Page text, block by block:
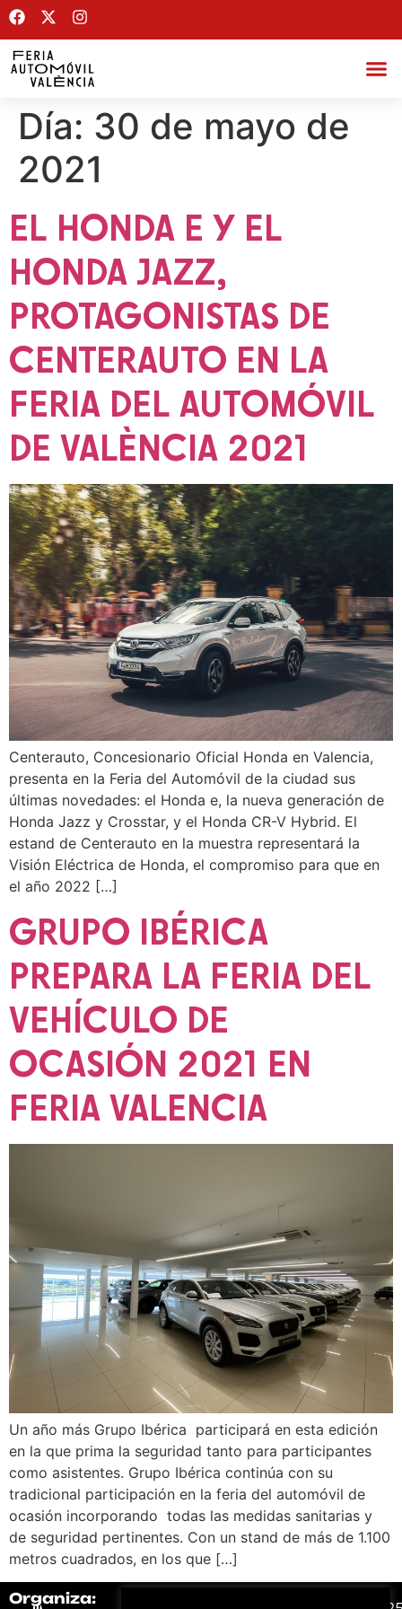
Día: 30 de mayo de
2021
EL HONDA E Y EL
HONDA JAZZ,
PROTAGONISTAS DE
CENTERAUTO EN LA
FERIA DEL AUTOMÓVIL
DE VALÈNCIA 2021
Centerauto, Concesionario Oficial Honda en Valencia,
presenta en la Feria del Automóvil de la ciudad sus
últimas novedades: el Honda e, la nueva generación de
Honda Jazz y Crosstar, y el Honda CR-V Hybrid. El
estand de Centerauto en la muestra representará la
Visión Eléctrica de Honda, el compromiso para que en
el año 2022 […]
GRUPO IBÉRICA
PREPARA LA FERIA DEL
VEHÍCULO DE
OCASIÓN 2021 EN
FERIA VALENCIA
Un año más Grupo Ibérica participará en esta edición
en la que prima la seguridad tanto para participantes
como asistentes. Grupo Ibérica continúa con su
tradicional participación en la feria del automóvil de
ocasión incorporando todas las medidas sanitarias y
de seguridad pertinentes. Con un stand de más de 1.100
metros cuadrados, en los que […]
Organiza: